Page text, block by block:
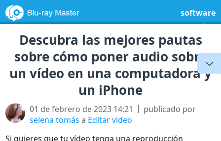
software
gratuito
Descubra las mejores pautas
sobre cómo poner audio sobre
un vídeo en una computadora y
un iPhone
01 de febrero de 2023 14:21
publicado por
selena tomás a Editar video
Si quieres que tu vídeo tenga una reproducción